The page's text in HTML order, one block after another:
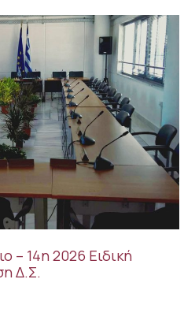
– 14η 2026 Ειδική
Δ.Σ.